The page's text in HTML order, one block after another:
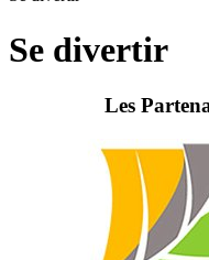
Se divertir
Les